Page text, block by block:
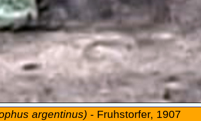
argentinus) - Fruhstorfer, 1907